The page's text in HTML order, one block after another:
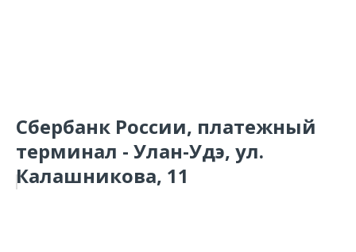
Сбербанк России, платежный
терминал - Улан-Удэ, ул.
Калашникова, 11